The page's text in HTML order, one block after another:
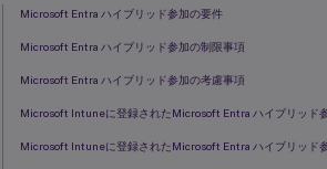
Microsoft Entra ハイブリッド参加の要件
Microsoft Entra ハイブリッド参加の制限事項
Microsoft Entra ハイブリッド参加の考慮事項
Microsoft Intuneに登録されたMicrosoft Entra ハイブリッド
Microsoft Intuneに登録されたMicrosoft Entra ハイブリッド